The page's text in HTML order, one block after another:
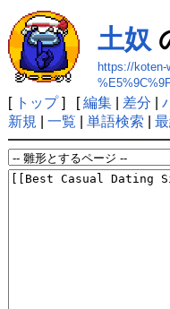
土奴
https://
[ トップ] [編集| 差分
新規
一覧 単語検索